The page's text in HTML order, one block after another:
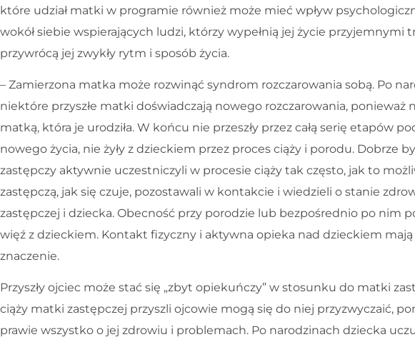
które udział matki w programie również może mieć wpływ
wokół siebie wspierających ludzi, którzy wypełnią jej życie przyjemnymi
przywrócą jej zwykły rytm i sposób życia.
– Zamierzona matka może rozwinąć syndrom rozczarowania sobą. Po
niektóre przyszłe matki doświadczają nowego rozczarowania, ponieważ
matką, która je urodziła. W końcu nie przeszły przez całą serię etapów
nowego życia, nie żyły z dzieckiem przez proces ciąży i porodu. Dobrze
zastępczy aktywnie uczestniczyli w procesie ciąży tak często, jak to
zastępczą, jak się czuje, pozostawali w kontakcie i wiedzieli o stanie
zastępczej i dziecka. Obecność przy porodzie lub bezpośrednio po nim
więź z dzieckiem. Kontakt fizyczny i aktywna opieka nad dzieckiem
znaczenie.
Przyszły ojciec może stać się „zbyt opiekuńczy” w stosunku do matki
ciąży matki zastępczej przyszli ojcowie mogą się do niej przyzwyczaić,
prawie wszystko o jej zdrowiu i problemach. Po narodzinach dziecka